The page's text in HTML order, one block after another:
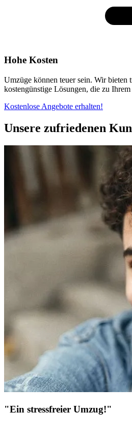
Hohe Kosten
Umzüge können teuer sein. Wir bieten
kostengünstige Lösungen, die zu Ihrem
Kostenlose Angebote erhalten!
Unsere zufriedenen
"Ein stressfreier Umzug!"